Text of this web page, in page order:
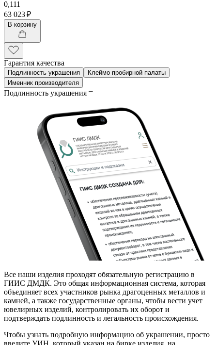
0,111
63 023 ₽
В корзину
Гарантия качества
Подлинность украшения
Клеймо пробирной палаты
Именник производителя
Подлинность украшения
Все наши изделия проходят обязательную регистрацию в
ГИИС ДМДК. Это общая информационная система, которая
объединяет всех участников рынка драгоценных металлов и
камней, а также государственные органы, чтобы вести учет
ювелирных изделий, контролировать их оборот и
подтверждать подлинность и легальность происхождения.
Чтобы узнать подробную информацию об украшении, просто
введите УИН, который указан на бирке изделия, на